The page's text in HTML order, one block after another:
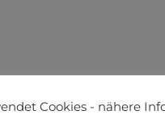
Cookies - nähere